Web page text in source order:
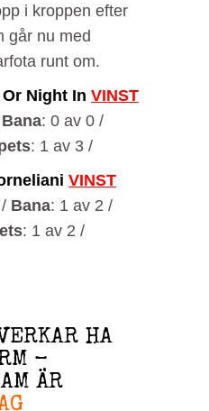
i kroppen efter
går nu med
runt om.
Or Night In VINST
Bana: 0 av 0 /
: 1 av 3 /
VINST
Bana: 1 av 2 /
: 1 av 2 /
HA
–
ÄR